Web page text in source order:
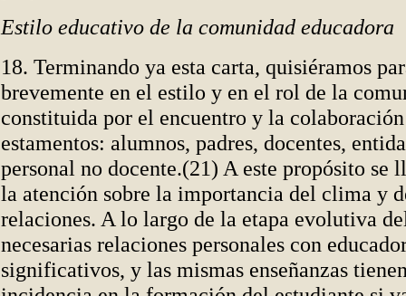
Estilo educativo de la comunidad educadora
18. Terminando ya esta carta, quisiéramos
brevemente en el estilo y en el rol de la
constituida por el encuentro y la
estamentos: alumnos, padres, docentes,
personal no docente.(21) A este propósito se
la atención sobre la importancia del clima y
relaciones. A lo largo de la etapa evolutiva
necesarias relaciones personales con
significativos, y las mismas enseñanzas